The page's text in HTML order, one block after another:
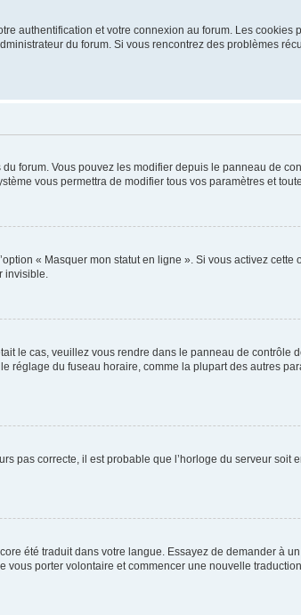
authentification et votre connexion au forum. Les cookies
du forum. Si vous rencontrez des problèmes
forum. Vous pouvez les modifier depuis le panneau de
vous permettra de modifier tous vos paramètres et
« Masquer mon statut en ligne ». Si vous activez
invisible.
le cas, veuillez vous rendre dans le panneau de contrôle
du fuseau horaire, comme la plupart des autres
pas correcte, il est probable que l’horloge du serveur
été traduit dans votre langue. Essayez de demander à
porter volontaire et commencer une nouvelle